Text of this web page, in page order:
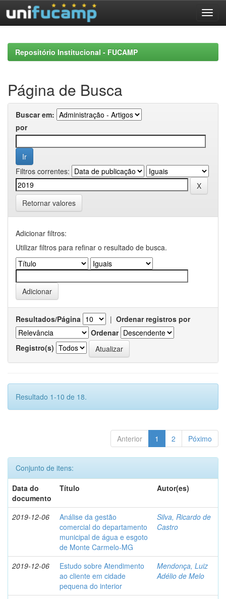
navigationRepositório Institucional - FUCAMP
Página de Busca
Buscar em:
por
Filtros correntes:
Retornar valores
Adicionar filtros:
Utilizar filtros para refinar o resultado de busca.
Resultados/Página | Ordenar registros por
Ordenar
Registro(s)
Resultado 1-10 de 18.
Anterior 1 2 Póximo
Conjunto de itens:
Data do
documento
Título Autor(es)
2019-12-06
Análise da gestão
comercial do departamento
municipal de água e esgoto
de Monte Carmelo-MG
Silva, Ricardo de
Castro
2019-12-06
Estudo sobre Atendimento
ao cliente em cidade
pequena do interior
Mendonça, Luiz
Adélio de Melo